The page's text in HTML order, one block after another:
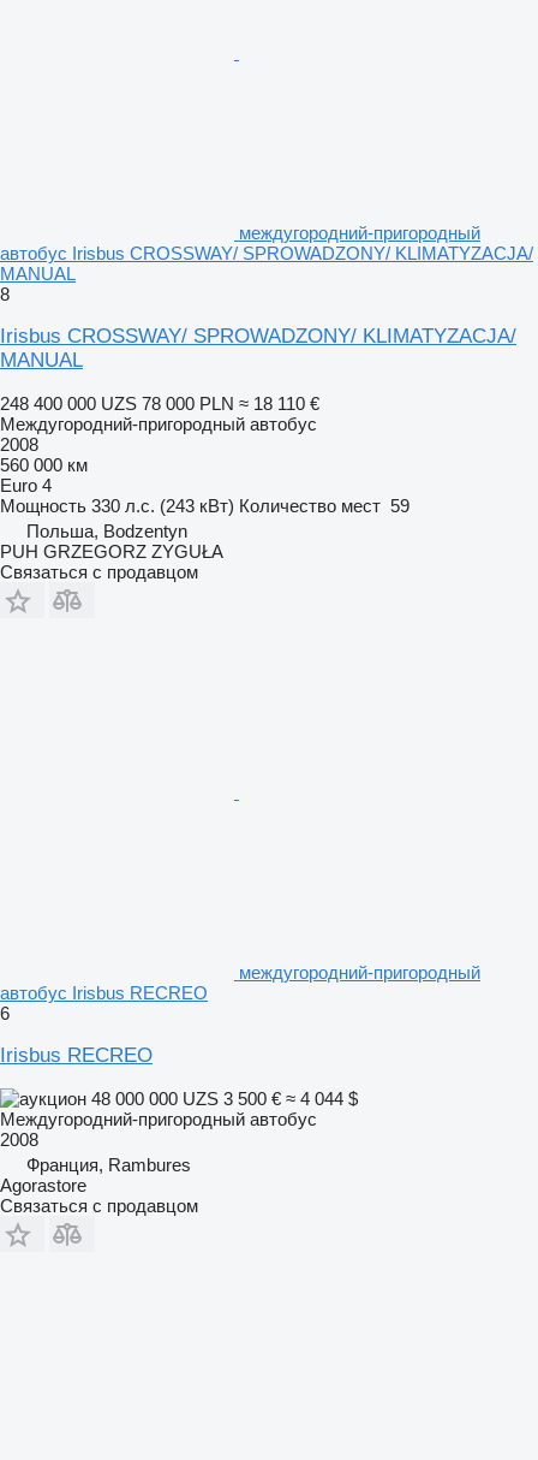
междугородний-пригородный
автобус Irisbus CROSSWAY/ SPROWADZONY/ KLIMATYZACJA/
MANUAL
8
Irisbus CROSSWAY/ SPROWADZONY/ KLIMATYZACJA/
MANUAL
248 400 000 UZS 78 000 PLN ≈ 18 110 €
Междугородний-пригородный автобус
2008
560 000 км
Euro 4
Мощность 330 л.с. (243 кВт) Количество мест 59
Польша, Bodzentyn
PUH GRZEGORZ ZYGUŁA
Связаться с продавцом
междугородний-пригородный
автобус Irisbus RECREO
6
Irisbus RECREO
48 000 000 UZS 3 500 € ≈ 4 044 $
Междугородний-пригородный автобус
2008
Франция, Rambures
Agorastore
Связаться с продавцом